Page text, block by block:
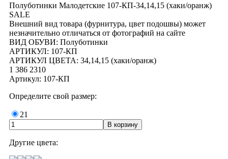
Полуботинки Малодетские 107-КП-34,14,15 (хаки/оранж)
SALE
Внешний вид товара (фурнитура, цвет подошвы) может
незначительно отличаться от фотографий на сайте
ВИД ОБУВИ: Полуботинки
АРТИКУЛ: 107-КП
АРТИКУЛ ЦВЕТА: 34,14,15 (хаки/оранж)
1 386 2310
Артикул: 107-КП
Определите свой размер:
21
Другие цвета: